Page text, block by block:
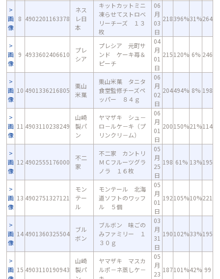
画
像
8 4902201163378
ネス
レ日
本
キットカットミニ
凍らせてストロベ
リーチーズ １３
枚
06
月
03
日
218396%31%264
画
像
9 4933602406610
プレ
シア
プレシア 元町サ
ンド ケーキ苺＆
ピーチ
04
月
01
日
215120% 6% 246
画
像
10 4901336216805
栗山
米菓
栗山米菓 タニタ
食堂監修チーズペ
ッパー ８４ｇ
06
月
02
日
204494% 8% 198
画
像
11 4903110238249
山崎
製パ
ン
ヤマザキ シュ－
ロ－ルケ－キ（プ
リンクリ－ム）
06
月
01
日
200150%21%114
画
像
12 4902555176000
不二
家
不二家 カントリ
ＭＣフルーツグラ
ノラ １６枚
05
月
25
日
198 61% 13%195
画
像
13 4902751327121
モン
テー
ル
モンテール 北海
道ソフトのワッフ
ル ５個
05
月
01
日
192105%10%221
画
像
14 4901360325504
ブル
ボン
ブルボン 味ごの
みファミリー １
３０ｇ
03
月
31
日
190102%33%195
画 15 4903110190943
山崎
製パ
ヤマザキ マスカ
ルポ－ネ蒸しケ－
05
月
23
187101%42% 99